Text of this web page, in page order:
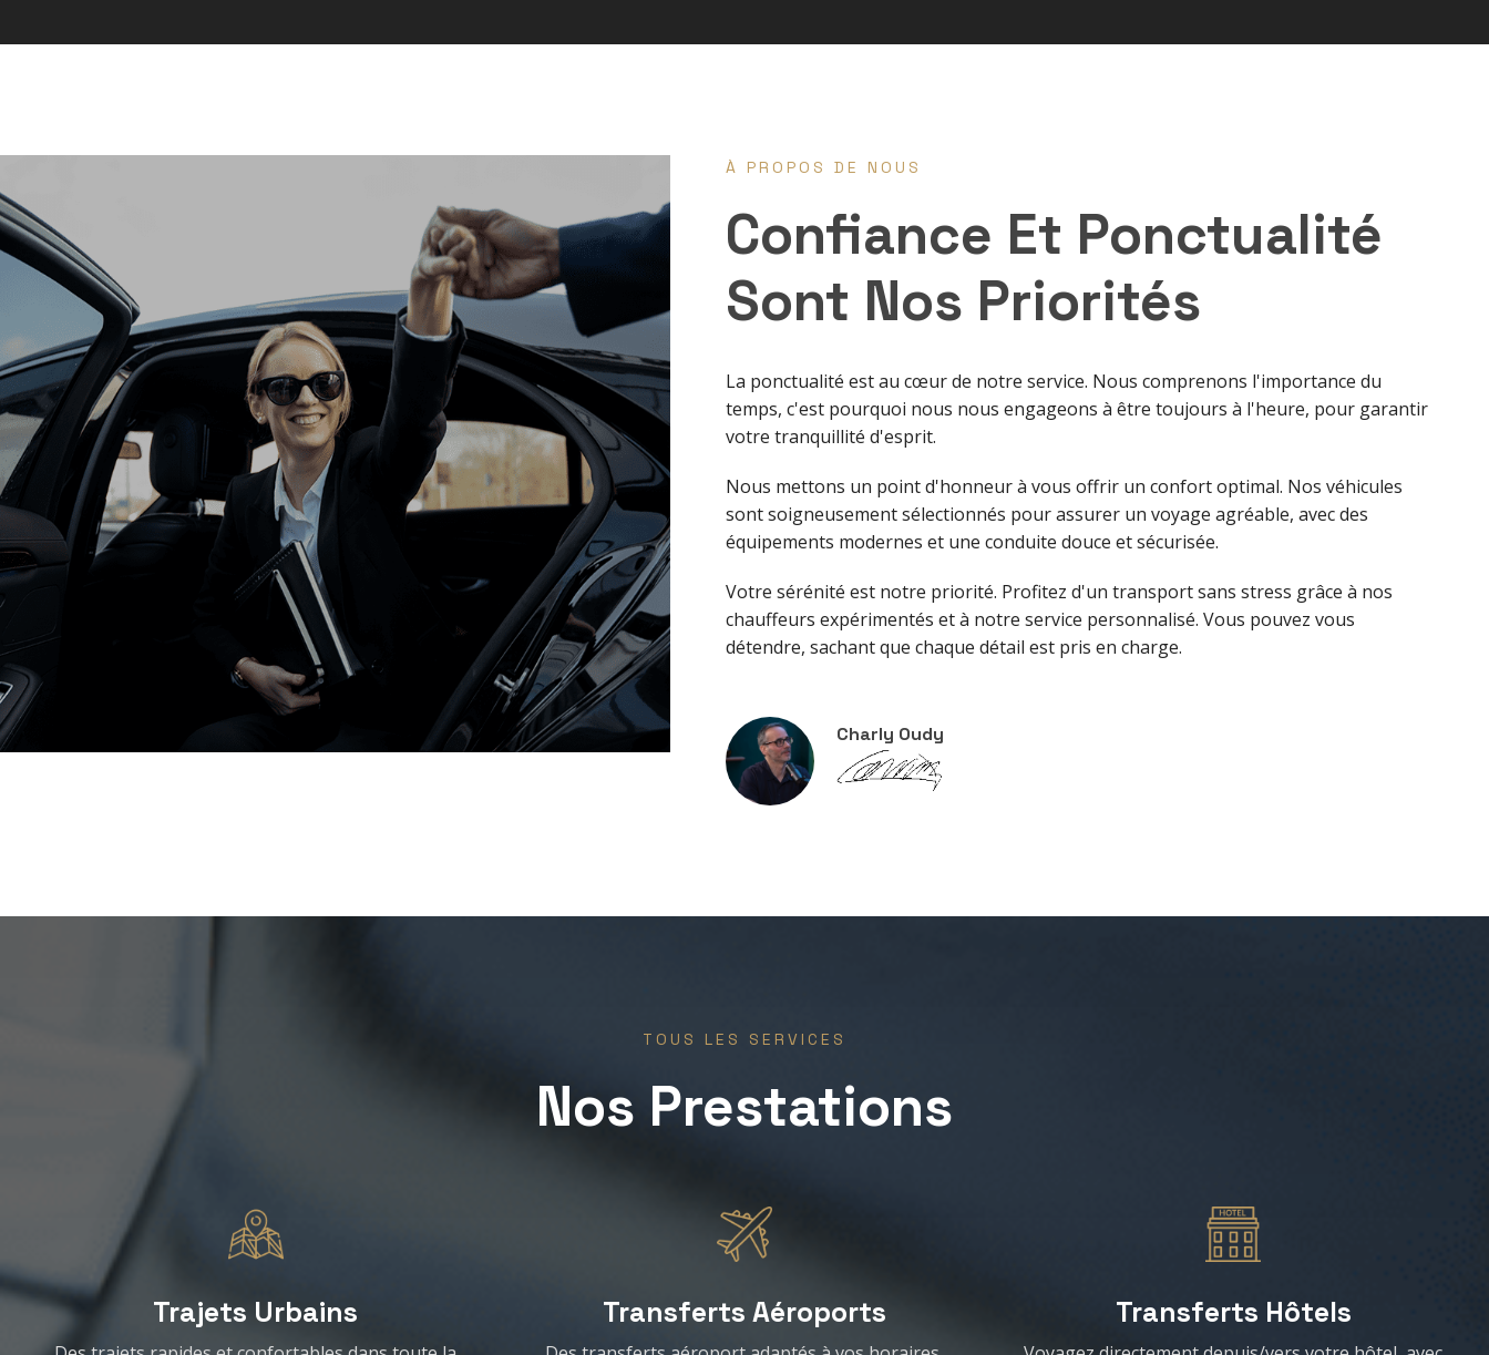
À PROPOS DE NOUS
Confiance Et Ponctualité
Sont Nos Priorités
La ponctualité est au cœur de notre service. Nous comprenons l'importance du
temps, c'est pourquoi nous nous engageons à être toujours à l'heure, pour garantir
votre tranquillité d'esprit.
Nous mettons un point d'honneur à vous offrir un confort optimal. Nos véhicules
sont soigneusement sélectionnés pour assurer un voyage agréable, avec des
équipements modernes et une conduite douce et sécurisée.
Votre sérénité est notre priorité. Profitez d'un transport sans stress grâce à nos
chauffeurs expérimentés et à notre service personnalisé. Vous pouvez vous
détendre, sachant que chaque détail est pris en charge.
Charly Oudy
TOUS LES SERVICES
Nos Prestations
Trajets Urbains Transferts Aéroports Transferts Hôtels